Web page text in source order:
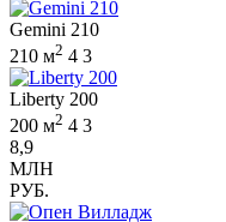
Gemini 210
210 м2 4 3
Liberty 200
200 м2 4 3
8,9
МЛН
РУБ.